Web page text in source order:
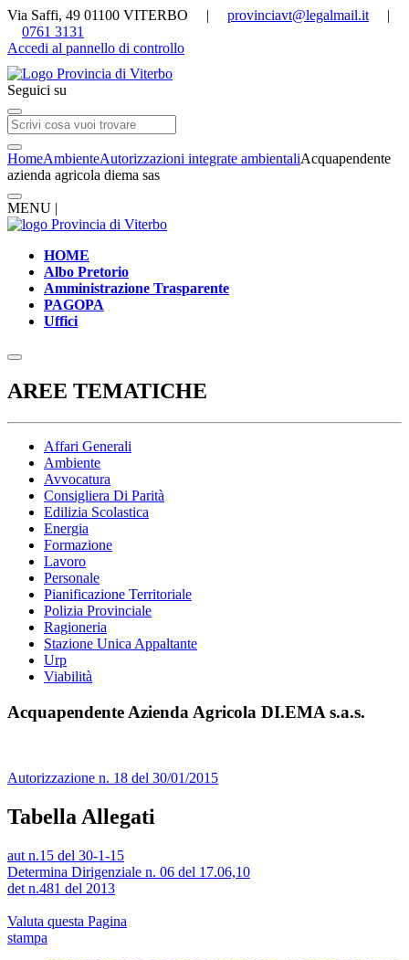
Via Saffi, 49 01100 VITERBO | provinciavt@legalmail.it |
0761 3131
Accedi al pannello di controllo
Seguici su
HomeAmbienteAutorizzazioni integrate ambientaliAcquapendente
azienda agricola diema sas
MENU |
HOME
Albo Pretorio
Amministrazione Trasparente
PAGOPA
Uffici
AREE TEMATICHE
Affari Generali
Ambiente
Avvocatura
Consigliera Di Parità
Edilizia Scolastica
Energia
Formazione
Lavoro
Personale
Pianificazione Territoriale
Polizia Provinciale
Ragioneria
Stazione Unica Appaltante
Urp
Viabilità
Acquapendente Azienda Agricola DI.EMA s.a.s.
Autorizzazione n. 18 del 30/01/2015
Tabella Allegati
aut n.15 del 30-1-15
Determina Dirigenziale n. 06 del 17.06,10
det n.481 del 2013
Valuta questa Pagina
stampa